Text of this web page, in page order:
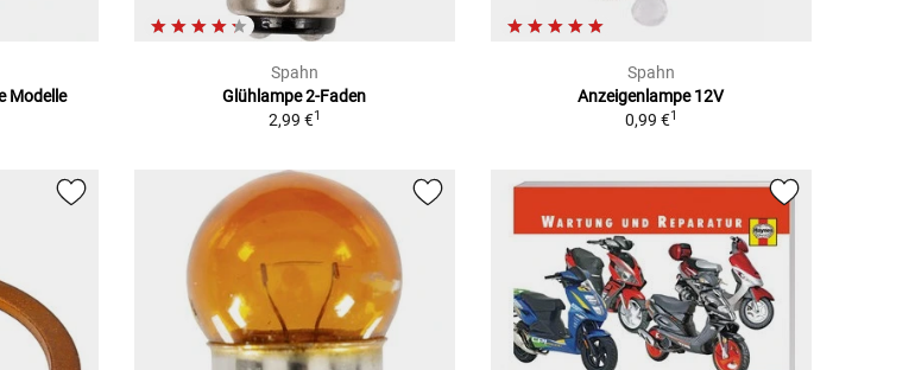
Modelle
Spahn
Glühlampe 2-Faden
2,99 €1
Spahn
Anzeigenlampe 12V
0,99 €1